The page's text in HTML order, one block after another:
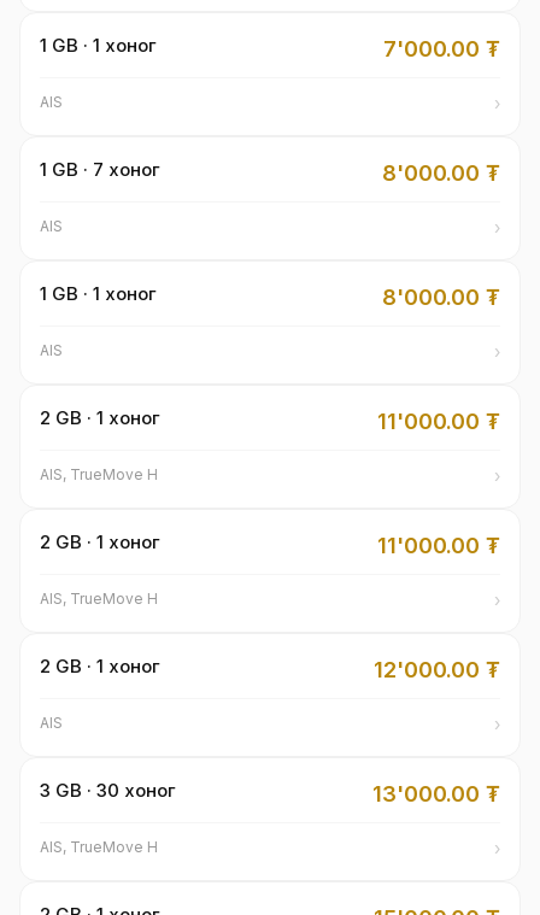
1 GB · 1 хоног 7'000.00 ₮
AIS ›
1 GB · 7 хоног 8'000.00 ₮
AIS ›
1 GB · 1 хоног 8'000.00 ₮
AIS ›
2 GB · 1 хоног 11'000.00 ₮
AIS, TrueMove H ›
2 GB · 1 хоног 11'000.00 ₮
AIS, TrueMove H ›
2 GB · 1 хоног 12'000.00 ₮
AIS ›
3 GB · 30 хоног 13'000.00 ₮
AIS, TrueMove H ›